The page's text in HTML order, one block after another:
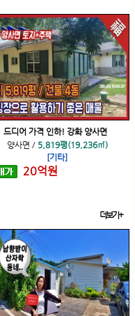
드디어 가격 인하! 강화 양사면
양사면 / 5,819평(19,236㎡)
[기타]
20억원
더보기+